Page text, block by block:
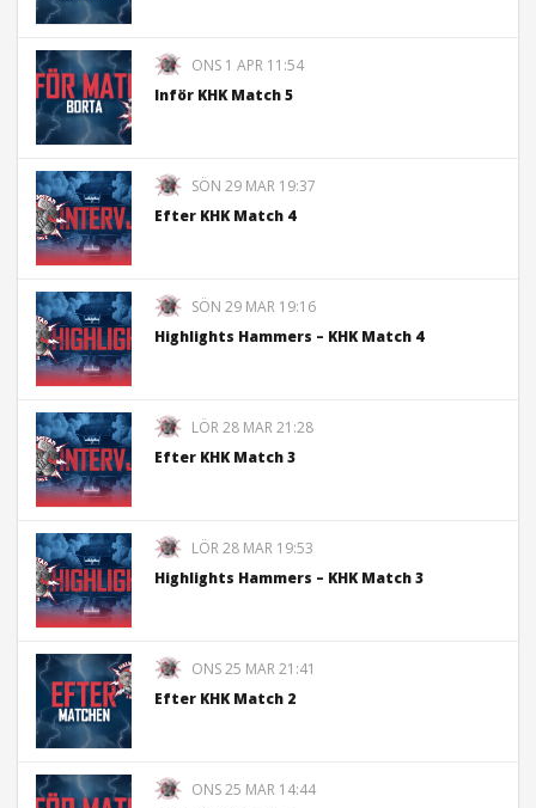
ONS 1 APR 11:54
Inför KHK Match 5
SÖN 29 MAR 19:37
Efter KHK Match 4
SÖN 29 MAR 19:16
Highlights Hammers – KHK Match 4
LÖR 28 MAR 21:28
Efter KHK Match 3
LÖR 28 MAR 19:53
Highlights Hammers – KHK Match 3
ONS 25 MAR 21:41
Efter KHK Match 2
ONS 25 MAR 14:44